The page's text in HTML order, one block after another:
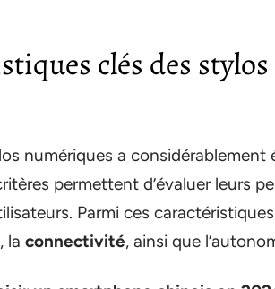
clés des
numériques a considérablement
permettent d’évaluer leurs
Parmi ces
, la connectivité, ainsi que